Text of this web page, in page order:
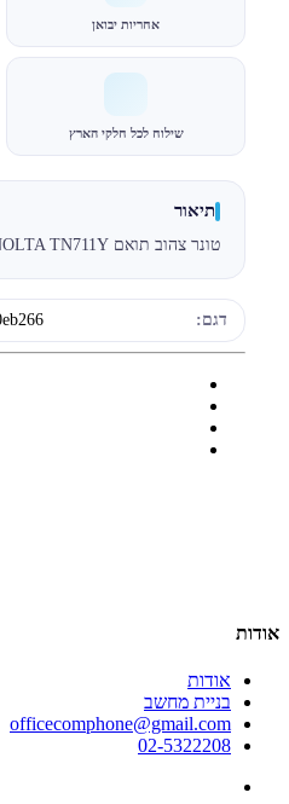
אחריות יבואן
שילוח לכל חלקי הארץ
תיאור
טונר צהוב תואם KONIKA MINOLTA TN711Y
דגם:
אודות
אודות
בניית מחשב
officecomphone@gmail.com
02-5322208